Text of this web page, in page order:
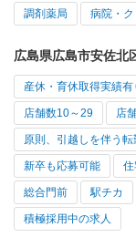
調剤薬局 病院・ク
広島県広島市安佐北
産休・育休取得実績有
店舗数10～29 店
原則、引越しを伴う転
新卒も応募可能 住
総合門前 駅チカ
積極採用中の求人